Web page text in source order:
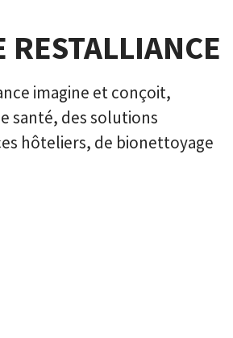
imagine et conçoit,
santé, des solutions
hôteliers, de bionettoyage